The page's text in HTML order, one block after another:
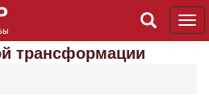
трансформации